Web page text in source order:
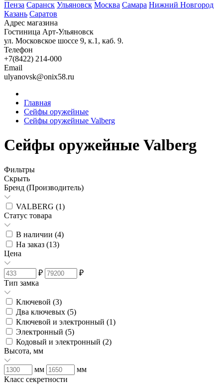
Пенза Саранск Ульяновск Москва Самара Нижний Новгород
Казань Саратов
Адрес магазина
Гостиница Арт-Ульяновск
ул. Московское шоссе 9, к.1, каб. 9.
Телефон
+7(8422) 214-000
Email
ulyanovsk@onix58.ru
Главная
Сейфы оружейные
Сейфы оружейные Valberg
Сейфы оружейные Valberg
Фильтры
Скрыть
Бренд (Производитель)
VALBERG (1)
Статус товара
В наличии (4)
На заказ (13)
Цена
₽
₽
Тип замка
Ключевой (3)
Два ключевых (5)
Ключевой и электронный (1)
Электронный (5)
Кодовый и электронный (2)
Высота, мм
мм
мм
Класс секретности